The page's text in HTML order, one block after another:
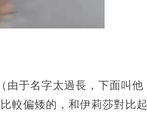
由于名字太過長，下面叫他
較偏矮的，和伊莉莎對比起